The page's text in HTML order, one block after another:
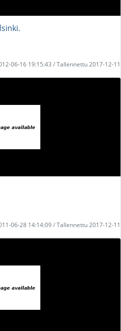
06-16 19:15:43 / Tallennettu 2017-12-11
06-28 14:14:09 / Tallennettu 2017-12-11